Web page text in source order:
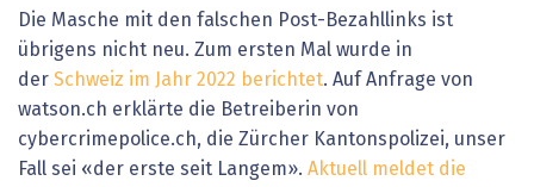
Die Masche mit den falschen Post-Bezahllinks ist
übrigens nicht neu. Zum ersten Mal wurde in
der Schweiz im Jahr 2022 berichtet. Auf Anfrage von
watson.ch erklärte die Betreiberin von
cybercrimepolice.ch, die Zürcher Kantonspolizei, unser
Fall sei «der erste seit Langem». Aktuell meldet die